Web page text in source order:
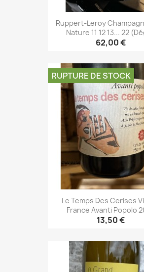
Ruppert-Leroy
Nature 11 12 13... 22
62,00 €
Le Temps Des Cerises
France Avanti Popolo
13,50 €
RUPTURE DE STOCK